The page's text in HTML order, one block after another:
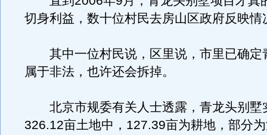
切身利益，数十位村民去房山区政府反映情
其中一位村民说，区里说，市里已确定
属于非法，也许还会拆掉。
北京市规委有关人士透露，青龙头别墅
326.12亩土地中，127.39亩为耕地，部分